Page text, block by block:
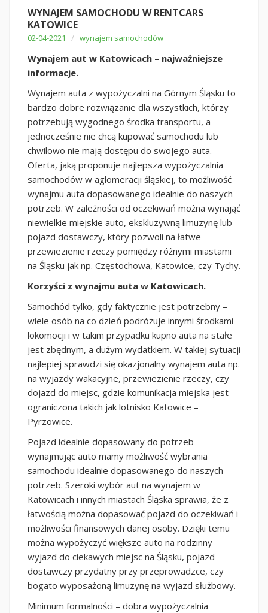
WYNAJEM SAMOCHODU W RENTCARS
KATOWICE
02-04-2021 / wynajem samochodów
Wynajem aut w Katowicach – najważniejsze
informacje.
Wynajem auta z wypożyczalni na Górnym Śląsku to
bardzo dobre rozwiązanie dla wszystkich, którzy
potrzebują wygodnego środka transportu, a
jednocześnie nie chcą kupować samochodu lub
chwilowo nie mają dostępu do swojego auta.
Oferta, jaką proponuje najlepsza wypożyczalnia
samochodów w aglomeracji śląskiej, to możliwość
wynajmu auta dopasowanego idealnie do naszych
potrzeb. W zależności od oczekiwań można wynająć
niewielkie miejskie auto, ekskluzywną limuzynę lub
pojazd dostawczy, który pozwoli na łatwe
przewiezienie rzeczy pomiędzy różnymi miastami
na Śląsku jak np. Częstochowa, Katowice, czy Tychy.
Korzyści z wynajmu auta w Katowicach.
Samochód tylko, gdy faktycznie jest potrzebny –
wiele osób na co dzień podróżuje innymi środkami
lokomocji i w takim przypadku kupno auta na stałe
jest zbędnym, a dużym wydatkiem. W takiej sytuacji
najlepiej sprawdzi się okazjonalny wynajem auta np.
na wyjazdy wakacyjne, przewiezienie rzeczy, czy
dojazd do miejsc, gdzie komunikacja miejska jest
ograniczona takich jak lotnisko Katowice –
Pyrzowice.
Pojazd idealnie dopasowany do potrzeb –
wynajmując auto mamy możliwość wybrania
samochodu idealnie dopasowanego do naszych
potrzeb. Szeroki wybór aut na wynajem w
Katowicach i innych miastach Śląska sprawia, że z
łatwością można dopasować pojazd do oczekiwań i
możliwości finansowych danej osoby. Dzięki temu
można wypożyczyć większe auto na rodzinny
wyjazd do ciekawych miejsc na Śląsku, pojazd
dostawczy przydatny przy przeprowadzce, czy
bogato wyposażoną limuzynę na wyjazd służbowy.
Minimum formalności – dobra wypożyczalnia